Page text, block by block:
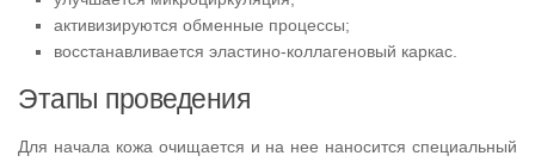
активизируются обменные процессы;
восстанавливается эластино-коллагеновый каркас.
Этапы проведения
Для начала кожа очищается и на нее наносится специальный